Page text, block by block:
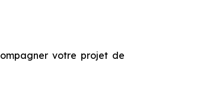
votre projet de